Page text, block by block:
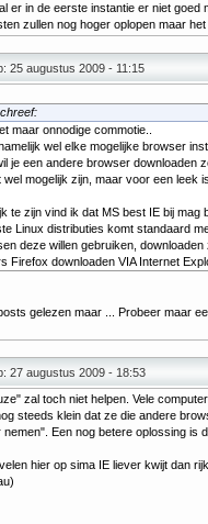
er in de eerste instantie er niet
zullen nog hoger oplopen maar
25 augustus 2009 - 11:15
maar onnodige commotie..
wel elke mogelijke browser
je een andere browser downloaden
wel mogelijk zijn, maar voor een leek
te zijn vind ik dat MS best IE bij mag
Linux distributies komt standaard
deze willen gebruiken, downloaden
Firefox downloaden VIA Internet
gelezen maar ... Probeer maar
27 augustus 2009 - 18:53
zal toch niet helpen. Vele
steeds klein dat ze die andere
nemen". Een nog betere oplossing is
hier op sima IE liever kwijt dan